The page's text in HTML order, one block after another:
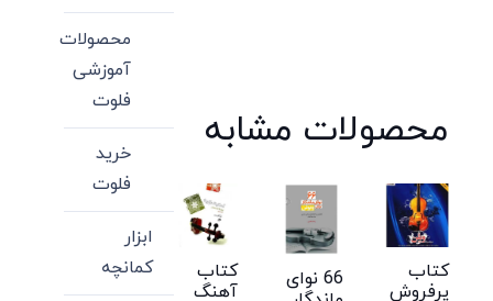
محصولات مشابه
کتاب
پرفروش
66 نوای
کتاب
آهنگ
محصولات
آموزشی
فلوت
خرید
فلوت
ابزار
کمانچه